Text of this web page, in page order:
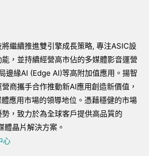
繼續推進雙引擎成長策略, 專注ASIC設
，並持續經營高市佔的多媒體影音運營
邊緣AI (Edge AI)等高附加值應用。揚智
商攜手合作推動新AI應用創造新價值，
應用市場的領導地位。憑藉穩健的市場
，致力於為全球客戶提供高品質的
體晶片解決方案。
心